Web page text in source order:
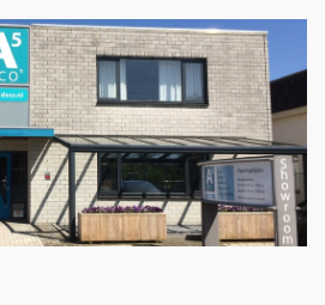
BEDRIJFSGEGEVENS